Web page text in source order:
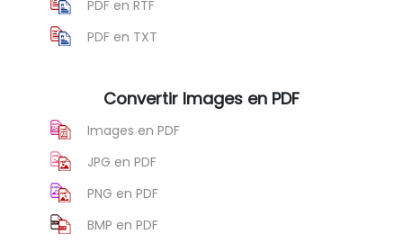
PDF en RTF
PDF en TXT
Convertir Images en PDF
Images en PDF
JPG en PDF
PNG en PDF
BMP en PDF